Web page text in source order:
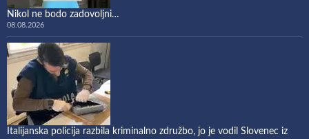
Nikol ne bodo zadovoljni…
08.08.2026
Italijanska policija razbila kriminalno združbo, jo je vodil Slovenec iz